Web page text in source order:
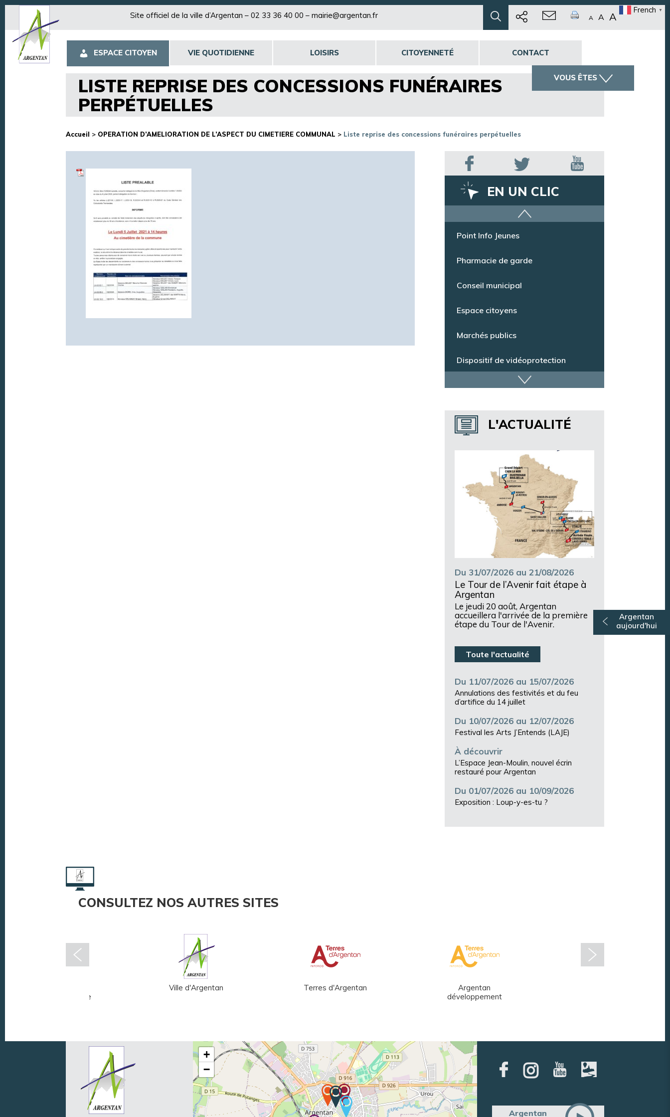
Site officiel de la ville d’Argentan – 02 33 36 40 00 – mairie@argentan.fr A A A
French ▼
ESPACE CITOYEN VIE QUOTIDIENNE LOISIRS CITOYENNETÉ CONTACT
VOUS ÊTES
Argentan
aujourd'hui
LISTE REPRISE DES CONCESSIONS FUNÉRAIRES
PERPÉTUELLES
Accueil > OPERATION D’AMELIORATION DE L’ASPECT DU CIMETIERE COMMUNAL > Liste reprise des concessions funéraires perpétuelles
EN UN CLIC
Offres d’emploi
Point Info Jeunes
Pharmacie de garde
Conseil municipal
Espace citoyens
Marchés publics
Dispositif de vidéoprotection
Annuaire des services
Annuaire des associations
Argentan Aujourd’hui
L'ACTUALITÉ
Du 31/07/2026 au 21/08/2026
Le Tour de l’Avenir fait étape à
Argentan
Le jeudi 20 août, Argentan
accueillera l'arrivée de la première
étape du Tour de l'Avenir.
Toute l'actualité
Du 11/07/2026 au 15/07/2026
Annulations des festivités et du feu
d’artifice du 14 juillet
Du 10/07/2026 au 12/07/2026
Festival les Arts J’Entends (LAJE)
À découvrir
L’Espace Jean-Moulin, nouvel écrin
restauré pour Argentan
Du 01/07/2026 au 10/09/2026
Exposition : Loup-y-es-tu ?
CONSULTEZ NOS AUTRES SITES
Léger - André Mare
Ville d'Argentan Terres d'Argentan
Argentan
développement
+
−
Argentan